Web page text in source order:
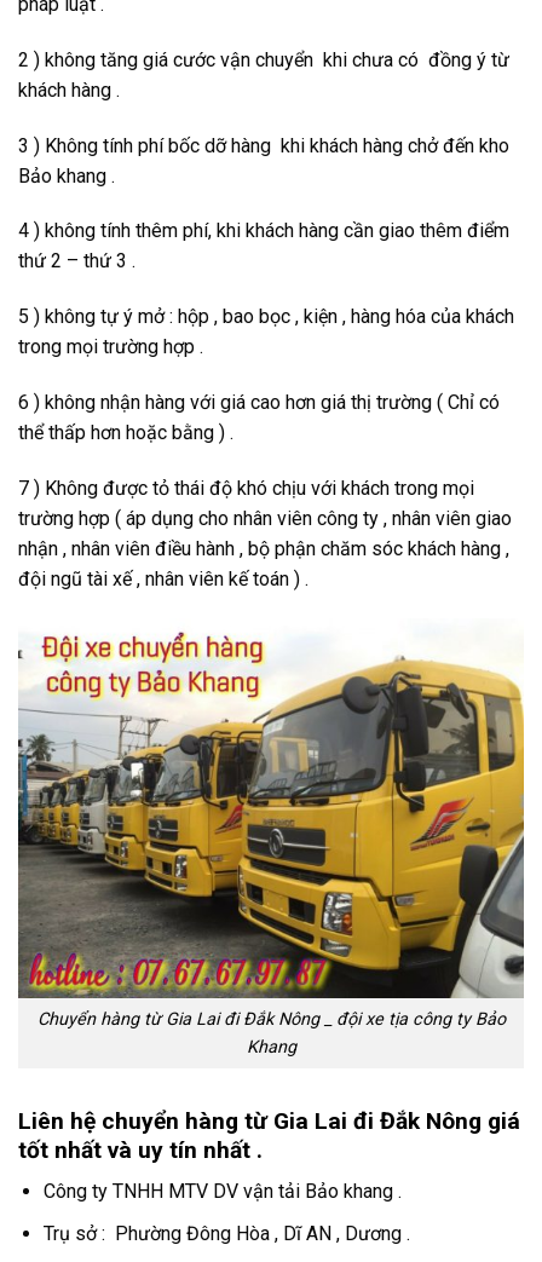
2 ) không tăng giá cước vận chuyển khi chưa có đồng ý từ
khách hàng .
3 ) Không tính phí bốc dỡ hàng khi khách hàng chở đến kho
Bảo khang .
4 ) không tính thêm phí, khi khách hàng cần giao thêm điểm
thứ 2 – thứ 3 .
5 ) không tự ý mở : hộp , bao bọc , kiện , hàng hóa của khách
trong mọi trường hợp .
6 ) không nhận hàng với giá cao hơn giá thị trường ( Chỉ có
thể thấp hơn hoặc bằng ) .
7 ) Không được tỏ thái độ khó chịu với khách trong mọi
trường hợp ( áp dụng cho nhân viên công ty , nhân viên giao
nhận , nhân viên điều hành , bộ phận chăm sóc khách hàng ,
đội ngũ tài xế , nhân viên kế toán ) .
Chuyển hàng từ Gia Lai đi Đắk Nông _ đội xe tịa công ty Bảo
Khang
Liên hệ chuyển hàng từ Gia Lai đi Đắk Nông giá
tốt nhất và uy tín nhất .
Công ty TNHH MTV DV vận tải Bảo khang .
Trụ sở : Phường Đông Hòa , Dĩ AN , Dương .